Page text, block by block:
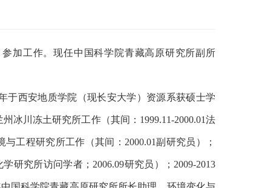
参加工作。现任中国科学院青藏高原研究所副所
于西安地质学院（现长安大学）资源系获硕士学
冰川冻土研究所工作（其间： 1999.11-2000.01法
工程研究所工作（其间： 2000.01副研究员）；
研究所访问学者； 2006.09研究员）； 2009-2013